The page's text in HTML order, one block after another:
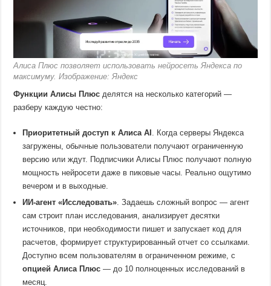
Алиса Плюс позволяет использовать нейросеть Яндекса по
максимуму. Изображение: Яндекс
Функции Алисы Плюс делятся на несколько категорий —
разберу каждую честно:
Приоритетный доступ к Алиса AI . Когда серверы Яндекса
загружены, обычные пользователи получают ограниченную
версию или ждут. Подписчики Алисы Плюс получают полную
мощность нейросети даже в пиковые часы. Реально ощутимо
вечером и в выходные.
ИИ-агент «Исследовать». Задаешь сложный вопрос — агент
сам строит план исследования, анализирует десятки
источников, при необходимости пишет и запускает код для
расчетов, формирует структурированный отчет со ссылками.
Доступно всем пользователям в ограниченном режиме, с
опцией Алиса Плюс — до 10 полноценных исследований в
месяц.